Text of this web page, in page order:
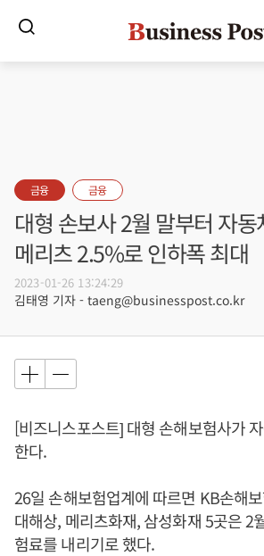
금융 금융
대형 손보사 2월 말부터 자
메리츠 2.5%로 인하폭 최대
2023-01-26 13:24:29
김태영 기자 - taeng@businesspost.co.kr
[비즈니스포스트] 대형 손해보험사가
한다.
26일 손해보험업계에 따르면 KB손해
대해상, 메리츠화재, 삼성화재 5곳은 2
험료를 내리기로 했다.